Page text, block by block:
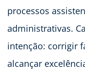
processos
administrativas.
intenção: corrigir
alcançar